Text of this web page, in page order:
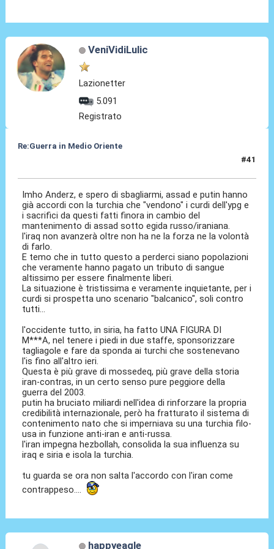
VeniVidiLulic
Lazionetter
5.091
Registrato
Re:Guerra in Medio Oriente
#41
Imho Anderz, e spero di sbagliarmi, assad e putin hanno
già accordi con la turchia che "vendono" i curdi dell'ypg e
i sacrifici da questi fatti finora in cambio del
mantenimento di assad sotto egida russo/iraniana.
l'iraq non avanzerà oltre non ha ne la forza ne la volontà
di farlo.
E temo che in tutto questo a perderci siano popolazioni
che veramente hanno pagato un tributo di sangue
altissimo per essere finalmente liberi.
La situazione è tristissima e veramente inquietante, per i
curdi si prospetta uno scenario "balcanico", soli contro
tutti...
l'occidente tutto, in siria, ha fatto UNA FIGURA DI
M***A, nel tenere i piedi in due staffe, sponsorizzare
tagliagole e fare da sponda ai turchi che sostenevano
l'is fino all'altro ieri.
Questa è più grave di mossedeq, più grave della storia
iran-contras, in un certo senso pure peggiore della
guerra del 2003.
putin ha bruciato miliardi nell'idea di rinforzare la propria
credibilità internazionale, però ha fratturato il sistema di
contenimento nato che si imperniava su una turchia filo-
usa in funzione anti-iran e anti-russa.
l'iran impegna hezbollah, consolida la sua influenza su
iraq e siria e isola la turchia.
tu guarda se ora non salta l'accordo con l'iran come
contrappeso....
happyeagle